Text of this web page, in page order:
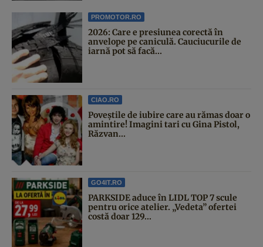
PROMOTOR.RO
2026: Care e presiunea corectă în
anvelope pe caniculă. Cauciucurile de
iarnă pot să facă...
CIAO.RO
Poveştile de iubire care au rămas doar o
amintire! Imagini tari cu Gina Pistol,
Răzvan...
GO4IT.RO
PARKSIDE aduce în LIDL TOP 7 scule
pentru orice atelier. „Vedeta” ofertei
costă doar 129...